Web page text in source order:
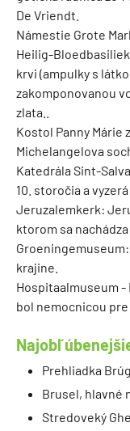
De Vriendt.
Námestie Grote
Heilig-
krvi (ampulky s
zakomponovanou
zlata..
Kostol Panny Márie
Michelangelova
Katedrála Sint-
10. storočia a
Jeruzalemkerk:
ktorom sa nachádza
krajine.
Hospitaalmuseum -
bol nemocnicou
Prehliadka
Brusel, hlavné
Stredoveký